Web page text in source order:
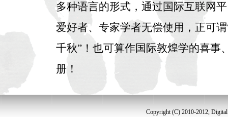
多种语言的形式，通过国际互联网
爱好者、专家学者无偿使用，正可
千秋”！也可算作国际敦煌学的喜事
册！
Copyright (C) 2010-2012,